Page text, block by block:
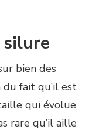
silure
bien des
du fait qu’il est
qui évolue
rare qu’il aille